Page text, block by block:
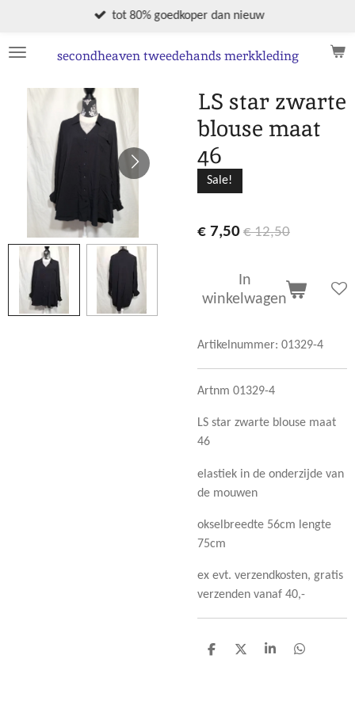
naar
hoofdinhoud
secondheaven tweedehands merkkleding
tot 80% goedkoper dan nieuw
LS star zwarte
blouse maat
46
Sale!
€ 7,50 € 12,50
In
winkelwagen
Artikelnummer: 01329-4
Artnm 01329-4
LS star zwarte blouse maat
46
elastiek in de onderzijde van
de mouwen
okselbreedte 56cm lengte
75cm
ex evt. verzendkosten, gratis
verzenden vanaf 40,-
D
D
S
D